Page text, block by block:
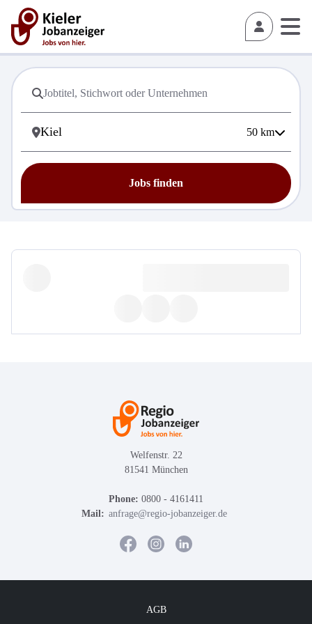
50 km
Jobs finden
Welfenstr. 22
81541 München
Phone: 0800 - 4161411
Mail: anfrage@regio-jobanzeiger.de
AGB